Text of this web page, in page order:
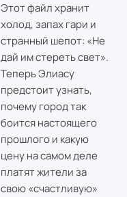
Этот файл хранит
холод, запах гари и
странный шепот: «Не
дай им стереть свет».
Теперь Элиасу
предстоит узнать,
почему город так
боится настоящего
прошлого и какую
цену на самом деле
платят жители за
свою «счастливую»